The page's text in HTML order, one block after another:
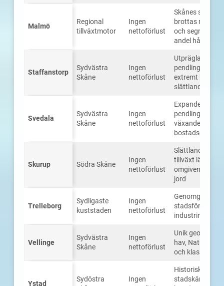
Malmö
Regional
tillväxtmotor
Ingen
nettoförlust
Skånes största
brottas med
och
andel
Staffanstorp
Sydvästra
Skåne
Ingen
nettoförlust
Utpräglad villa-
pendlingsort
extremt bördig
slättlandsjord
Svedala
Sydvästra
Skåne
Ingen
nettoförlust
Expanderande
växande
Skurup Södra Skåne
Ingen
nettoförlust
tillväxt längs
omgiven av
jord
Trelleborg
Sydligaste
kuststaden
Ingen
nettoförlust
Genomgår
stadsförnyelse
industrimark
Vellinge
Sydvästra
Skåne
Ingen
nettoförlust
Unik geografi,
hav, Natura
och klass
Ystad
Sydöstra
Ingen
Historisk,
stadskärna